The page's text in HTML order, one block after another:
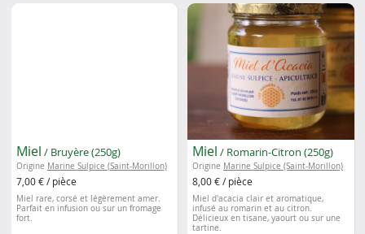
Miel / Bruyère (250g)
Origine Marine Sulpice (Saint-Morillon)
7,00 € / pièce
Miel rare, corsé et légèrement amer.
Parfait en infusion ou sur un fromage
fort.
Miel / Romarin-Citron (250g)
Origine Marine Sulpice (Saint-Morillon)
8,00 € / pièce
Miel d'acacia clair et aromatique,
infusé au romarin et au citron.
Délicieux en tisane, yaourt ou sur une
tartine.